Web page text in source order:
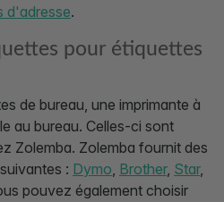
d'adresse.
pour étiquettes
de bureau, une imprimante à
au bureau. Celles-ci sont
Zolemba. Zolemba fournit des
: Dymo, Brother, Star,
pouvez également choisir